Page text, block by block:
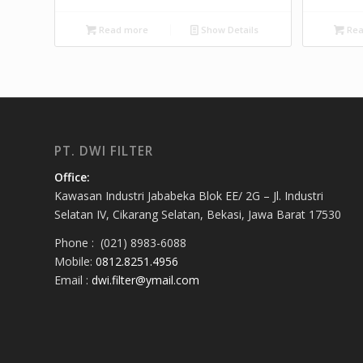
Read more Show Details
PT. DWI FILTER
Office:
Kawasan Industri Jababeka Blok EE/ 2G – Jl. Industri
Selatan IV, Cikarang Selatan, Bekasi, Jawa Barat 17530
Phone : (021) 8983-6088
Mobile: 0812.8251.4956
Email : dwi.filter@ymail.com